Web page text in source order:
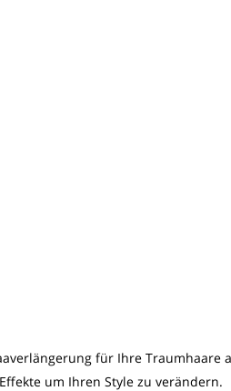
für Ihre
um Ihren Style zu